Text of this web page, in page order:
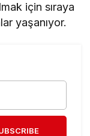
için sıraya
yaşanıyor.